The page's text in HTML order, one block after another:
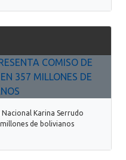
Karina Serrudo
de bolivianos